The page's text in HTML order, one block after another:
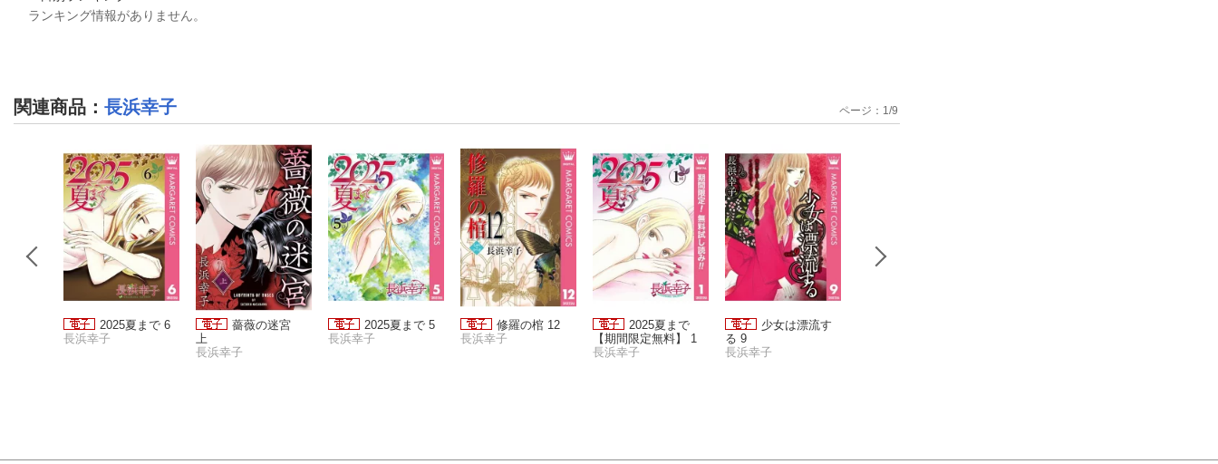
ランキング情報がありません。
関連商品 ： 長浜幸子
2025夏まで 6
長浜幸子
薔薇の迷宮
上
長浜幸子
2025夏まで 5
長浜幸子
修羅の棺 12
長浜幸子
2025夏まで
【期間限定無料】 1
長浜幸子
少女は漂流す
る 9
長浜幸子
ページ： 1/9